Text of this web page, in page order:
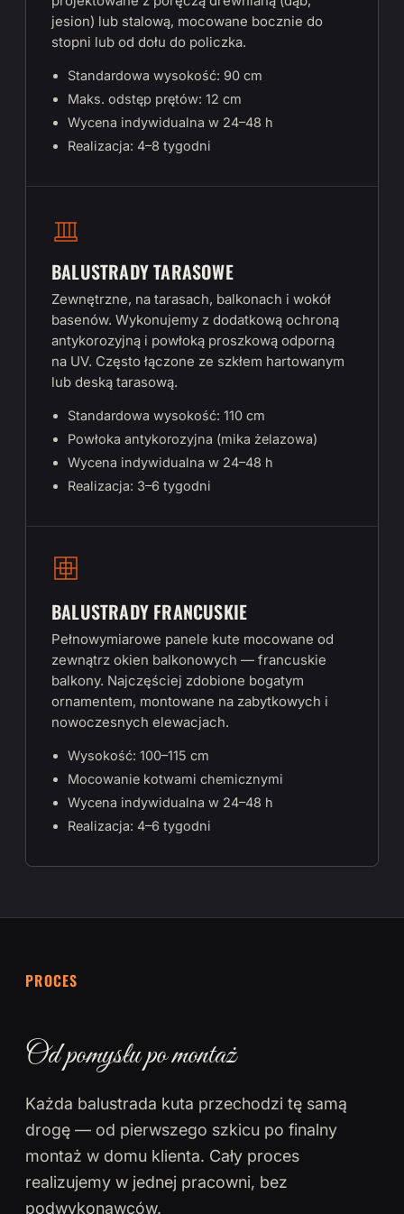
jesion) lub stalową, mocowane bocznie do
stopni lub od dołu do policzka.
Standardowa wysokość: 90 cm
Maks. odstęp prętów: 12 cm
Wycena indywidualna w 24–48 h
Realizacja: 4–8 tygodni
BALUSTRADY TARASOWE
Zewnętrzne, na tarasach, balkonach i wokół
basenów. Wykonujemy z dodatkową ochroną
antykorozyjną i powłoką proszkową odporną
na UV. Często łączone ze szkłem hartowanym
lub deską tarasową.
Standardowa wysokość: 110 cm
Powłoka antykorozyjna (mika żelazowa)
Wycena indywidualna w 24–48 h
Realizacja: 3–6 tygodni
BALUSTRADY FRANCUSKIE
Pełnowymiarowe panele kute mocowane od
zewnątrz okien balkonowych — francuskie
balkony. Najczęściej zdobione bogatym
ornamentem, montowane na zabytkowych i
nowoczesnych elewacjach.
Wysokość: 100–115 cm
Mocowanie kotwami chemicznymi
Wycena indywidualna w 24–48 h
Realizacja: 4–6 tygodni
PROCES
Od pomysłu po montaż
Każda balustrada kuta przechodzi tę samą
drogę — od pierwszego szkicu po finalny
montaż w domu klienta. Cały proces
realizujemy w jednej pracowni, bez
podwykonawców.